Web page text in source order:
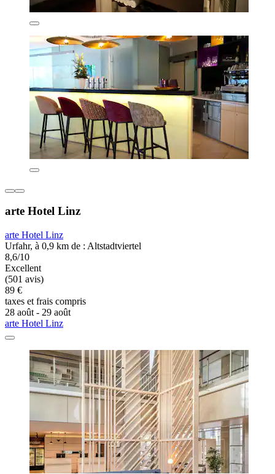
arte Hotel Linz
arte Hotel Linz
Urfahr, à 0,9 km de : Altstadtviertel
8,6/10
Excellent
(501 avis)
89 €
taxes et frais compris
28 août - 29 août
arte Hotel Linz